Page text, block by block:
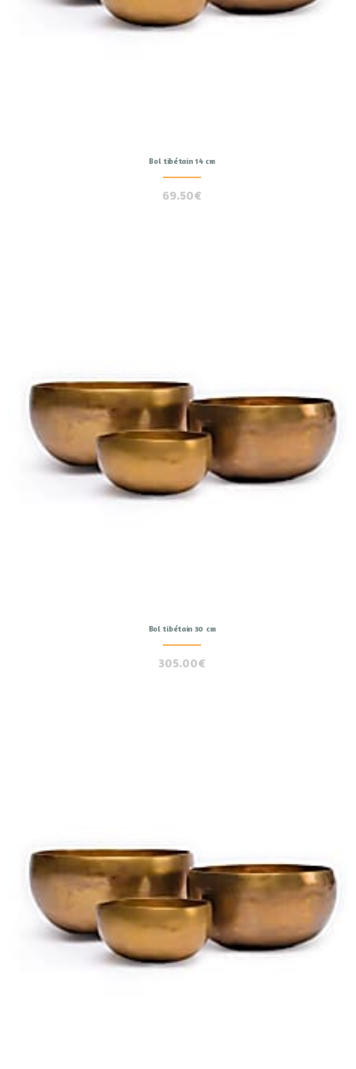
Bol tibétain 14 cm
69.50€
Bol tibétain 30 cm
305.00€